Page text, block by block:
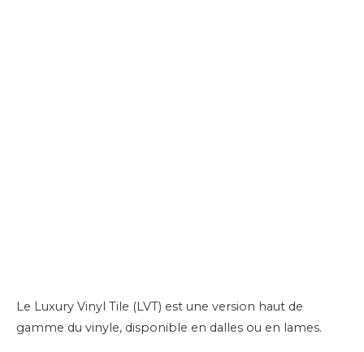
Le Luxury Vinyl Tile (LVT) est une version haut de
gamme du vinyle, disponible en dalles ou en lames.